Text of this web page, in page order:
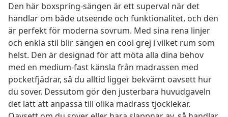
Den här boxspring-sängen är ett superval när det
handlar om både utseende och funktionalitet, och den
är perfekt för moderna sovrum. Med sina rena linjer
och enkla stil blir sängen en cool grej i vilket rum som
helst. Den är designad för att möta alla dina behov
med en medium-fast känsla från madrassen med
pocketfjädrar, så du alltid ligger bekvämt oavsett hur
du sover. Dessutom gör den justerbara huvudgaveln
det lätt att anpassa till olika madrass tjocklekar.